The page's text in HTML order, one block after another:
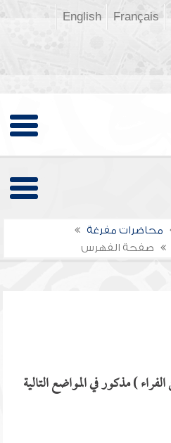
Français
English
محاضرات مفرغة
صفحة الفهرس
) مذكور في المواضع التالية